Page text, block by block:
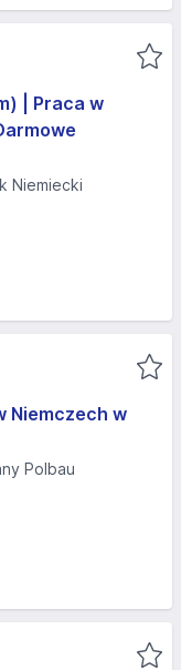
| Praca w
Niemiecki
Niemczech w
Polbau